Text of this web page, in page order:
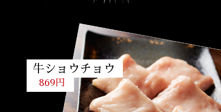
牛ショウチョウ
869円